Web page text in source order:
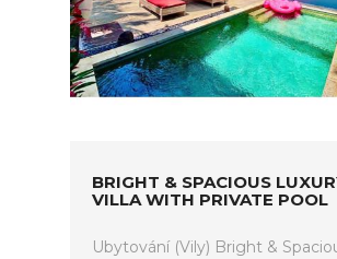
BRIGHT & SPACIOUS
VILLA WITH PRIVATE POOL
Ubytování (Vily) Bright &